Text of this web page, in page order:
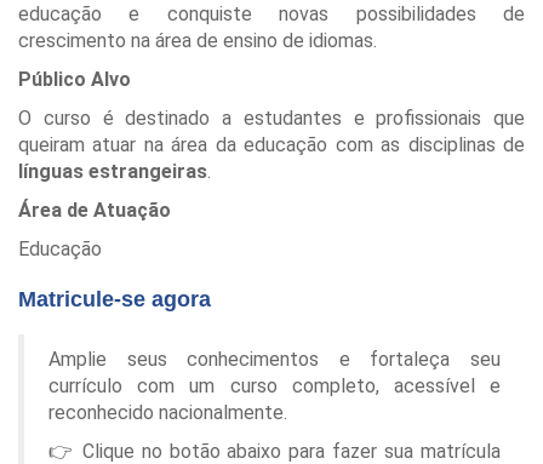
educação e conquiste novas possibilidades de
crescimento na área de ensino de idiomas.
Público Alvo
O curso é destinado a estudantes e profissionais que
queiram atuar na área da educação com as disciplinas de
línguas estrangeiras
Área de Atuação
Educação
Matricule-se agora
Amplie seus conhecimentos e fortaleça seu
currículo com um curso completo, acessível e
reconhecido nacionalmente.
👉 Clique no botão abaixo para fazer sua matrícula